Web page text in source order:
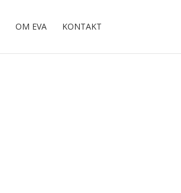
OM EVA KONTAKT